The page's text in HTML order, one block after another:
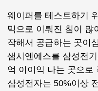
웨이퍼를 테스트하기
믹으로 이뤄진 침이 많
작해서 공급하는 곳이
샘시엔에스를 삼성전
억 이이익 나는 곳으로
삼성전자는 50%이상